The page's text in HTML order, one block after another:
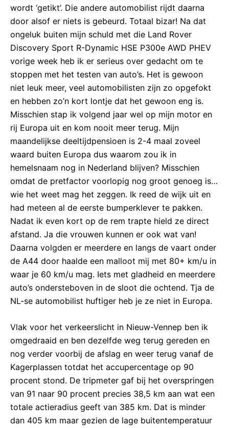
wordt ‘getikt’. Die andere automobilist rijdt daarna
door alsof er niets is gebeurd. Totaal bizar! Na dat
ongeluk buiten mijn schuld met die Land Rover
Discovery Sport R-Dynamic HSE P300e AWD PHEV
vorige week heb ik er serieus over gedacht om te
stoppen met het testen van auto’s. Het is gewoon
niet leuk meer, veel automobilisten zijn zo opgefokt
en hebben zo’n kort lontje dat het gewoon eng is.
Misschien stap ik volgend jaar wel op mijn motor en
rij Europa uit en kom nooit meer terug. Mijn
maandelijkse deeltijdpensioen is 2-4 maal zoveel
waard buiten Europa dus waarom zou ik in
hemelsnaam nog in Nederland blijven? Misschien
omdat de pretfactor voorlopig nog groot genoeg is…
wie het weet mag het zeggen. Ik reed de wijk uit en
had meteen al de eerste bumperklever te pakken.
Nadat ik even kort op de rem trapte hield ze direct
afstand. Ja die vrouwen kunnen er ook wat van!
Daarna volgden er meerdere en langs de vaart onder
de A44 door haalde een malloot mij met 80+ km/u in
waar je 60 km/u mag. Iets met gladheid en meerdere
auto’s ondersteboven in de sloot die ochtend. Tja de
NL-se automobilist huftiger heb je ze niet in Europa.
Vlak voor het verkeerslicht in Nieuw-Vennep ben ik
omgedraaid en ben dezelfde weg terug gereden en
nog verder voorbij de afslag en weer terug vanaf de
Kagerplassen totdat het accupercentage op 90
procent stond. De tripmeter gaf bij het overspringen
van 91 naar 90 procent precies 38,5 km aan wat een
totale actieradius geeft van 385 km. Dat is minder
dan 405 km maar gezien de lage buitentemperatuur